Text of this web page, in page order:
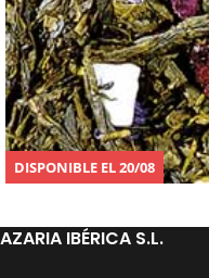
DISPONIBLE EL 20/08
AZARIA IBÉRICA S.L.